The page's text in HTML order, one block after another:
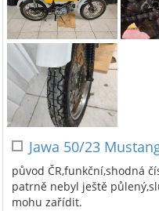
Jawa 50/23
původ ČR,funkční,shodná
patrně nebyl ještě
mohu zařídit.